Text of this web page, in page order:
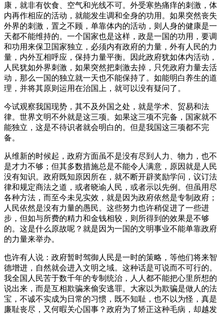
康，就非有饮食、空气和光线不可。外受寒热痛痒的刺激，体
内再作相应的活动，就能发生调和全身的功用。如果突然丧失
外界的刺激，置之不顾，单靠体内的活动，则人身的健康是一
天都不能维持的。一个国家也是这样，政是一国的功用，要调
和功用来保卫国家独立，必须内有政府的力量，外有人民的力
量，内外互相呼应，保持力量平衡。因此政府犹如体内活动，
人民犹如外界刺激，如果突然把刺激去掉，只凭政府力量去活
动，那么一国的独立就一天也不能保持了。如能明白养生的道
理，并将其原则运用在治国上，就可以没有疑问了。
今试观察我国现势，其不及外国之处，就是学术、贸易和法
律。世界文明不外就是这三项。如果这三项不完备，国家就不
能独立，这是不待识者就会明白的。但是我国这三项都不完
备。
从维新的时候起，政府方面虽不是没有尽到人力、物力，也不
是才力不够；但其多数措施总是不能令人满意，原因就是人民
没有知识。政府既知原因所在，就不断开辟奖励学问，议订法
律和规定商法之道，或者晓谕人民，或者示以先例。但虽用尽
各种方法，而至今未见实效，就是因为政府依然是专制政府；
人民依然是没有力量的愚民。这些努力也许稍促进了一些进
步，但如与所费的精力和金钱相较，则所得到的效果是不够
的。这是什么原故呢？就是因为一国的文明事业不能单靠政府
的力量来举办。
也许有人说：政府暂时驾御人民是一时的策略，等他们将来智
德增进，自然就会进入文明之域。这种话是可说而不可行的。
我全国人民苦于数千年的专制统治，人人都不能把心里所想的
说出来，而是互相欺骗来偷安逃罪。大家以为欺骗是做人的法
宝，不诚不实成为日常的习惯，既不知耻，也不以为怪，真是
廉耻丧尽，又何暇关心国事？政府为了矫正这种毛病，却越发